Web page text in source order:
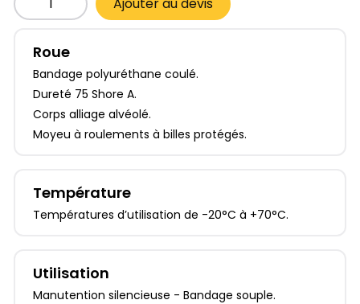
Roue
Bandage polyuréthane coulé.
Dureté 75 Shore A.
Corps alliage alvéolé.
Moyeu à roulements à billes protégés.
Température
Températures d’utilisation de -20°C à +70°C.
Utilisation
Manutention silencieuse - Bandage souple.